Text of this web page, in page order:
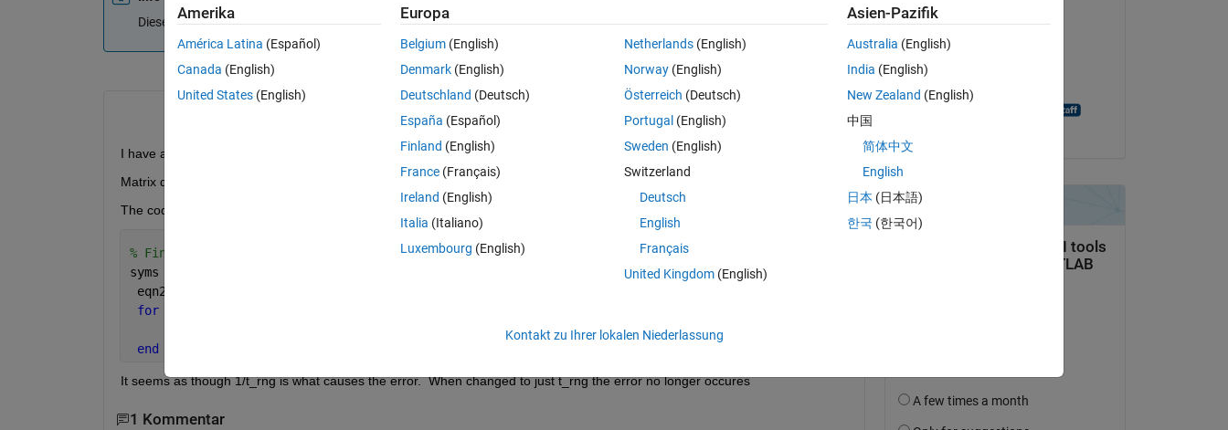
Diese Frage ist geschlossen. Öffnen Sie sie erneut, um sie zu bearbeiten oder zu beantworten.
In MATLAB Online öffnen
I have an equation that must be solved that keeps throwing the error "Error using  /
Matrix dimensions must agree."
The code I have is
% Finding Delt H
syms
eqn2=log(p_rng)== (dh/R)*(1/t_rng)
for
end
It seems as though 1/t_rng is what causes the error.  When changed to just t_rng the error no longer occures
1 Kommentar
Gefragt:
am 18 Sep. 2019
Geschlossen:
Amerika
América Latina (Español)
Canada (English)
United States (English)
Europa
Belgium (English)
Denmark (English)
Deutschland (Deutsch)
España (Español)
Finland (English)
France (Français)
Ireland (English)
Italia (Italiano)
Luxembourg (English)
Netherlands(English)
Norway(English)
Österreich (Deutsch)
Portugal (English)
Sweden (English)
Switzerland
Deutsch
English
Français
United Kingdom(English)
Asien-Pazifik
Australia (English)
India (English)
New Zealand (English)
中国
简体中文
English
日本 (日本語)
한국 (한국어)
Kontakt zu Ihrer lokalen Niederlassung